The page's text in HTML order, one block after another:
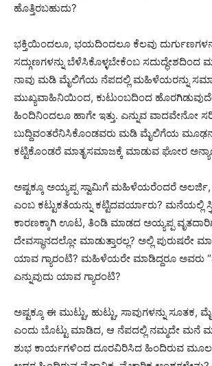
ಹೊತ್ತಿರಬಹುದು?
ಭಕ್ತಿಯಿಂದಲೂ, ಭಯದಿಂದಲೂ ಕೆಲವು
ಸದ್ಗುಣಗಳನ್ನು ಬೆಳೆಸಿಕೊಳ್ಳಬೇಕೆಂಬ
ನಾವು ಮಡಿ ಮೈಲಿಗೆಯ ನೆಪದಲ್ಲಿ ಮಹಿಳೆಯರನ್ನು
ಮುಖ್ಯವಾಹಿನಿಯಿಂದ, ಕುಟುಂಬದಿಂದ
ಹಿಂದಿನಿಂದಲೂ ಹಾಗೇ ಇತ್ತು. ಎನ್ನುವ ವಾದವೇನೋ
ಬುದ್ದಿವಂತರೆನಿಸಿಕೊಂಡವರು ಮಡಿ ಮೈಲಿಗೆಯ
ಕಟ್ಟಿಕೊಂಡರೆ ಮಾತೃಸಮಾಜಕ್ಕೆ ಮಾಡುವ ಘೋರ
ಅಷ್ಟಕ್ಕೂ ಅಯ್ಯಪ್ಪ ಸ್ವಾಮಿಗೆ ಮಹಿಳೆಯರೆಂದರೆ ಅಲರ್ಜಿ,
ಎಂಬ ಕಟ್ಟುಕತೆಯನ್ನು ಕಟ್ಟಿದವರ್ಯಾರು? ಮನೆಯಲ್ಲಿ
ಕಾರಣಕ್ಕಾಗಿ ಊಟ, ತಿಂಡಿ ಮಾಡದ ಅಯ್ಯಪ್ಪ
ದೇವಸ್ಥಾನದಲ್ಲೋ ಮಾಡುತ್ತಾರಲ್ಲ? ಅಲ್ಲಿ ಪುರುಷರೇ
ಯಾವ ಗ್ಯಾರಂಟಿ? ಮಹಿಳೆಯರೇ ಮಾಡಿದ್ದರೂ ಅವರು
ಎನ್ನುವುದು ಯಾವ ಗ್ಯಾರಂಟಿ?
ಅಷ್ಟಕ್ಕೂ ಈ ಮುಟ್ಟು, ಹುಟ್ಟು, ಸಾವುಗಳನ್ನು ಸೂತಕ,
ಎಂದು ಬೊಟ್ಟು ಮಾಡಿದ, ಆ ನೆಪದಲ್ಲಿ ನಮ್ಮದೇ ಮನೆ
ಶುಭ ಕಾರ್ಯಗಳಿಂದ ದೂರವಿರಿಸಿದ ಹಿಂದಿರುವ ಮೂಲ